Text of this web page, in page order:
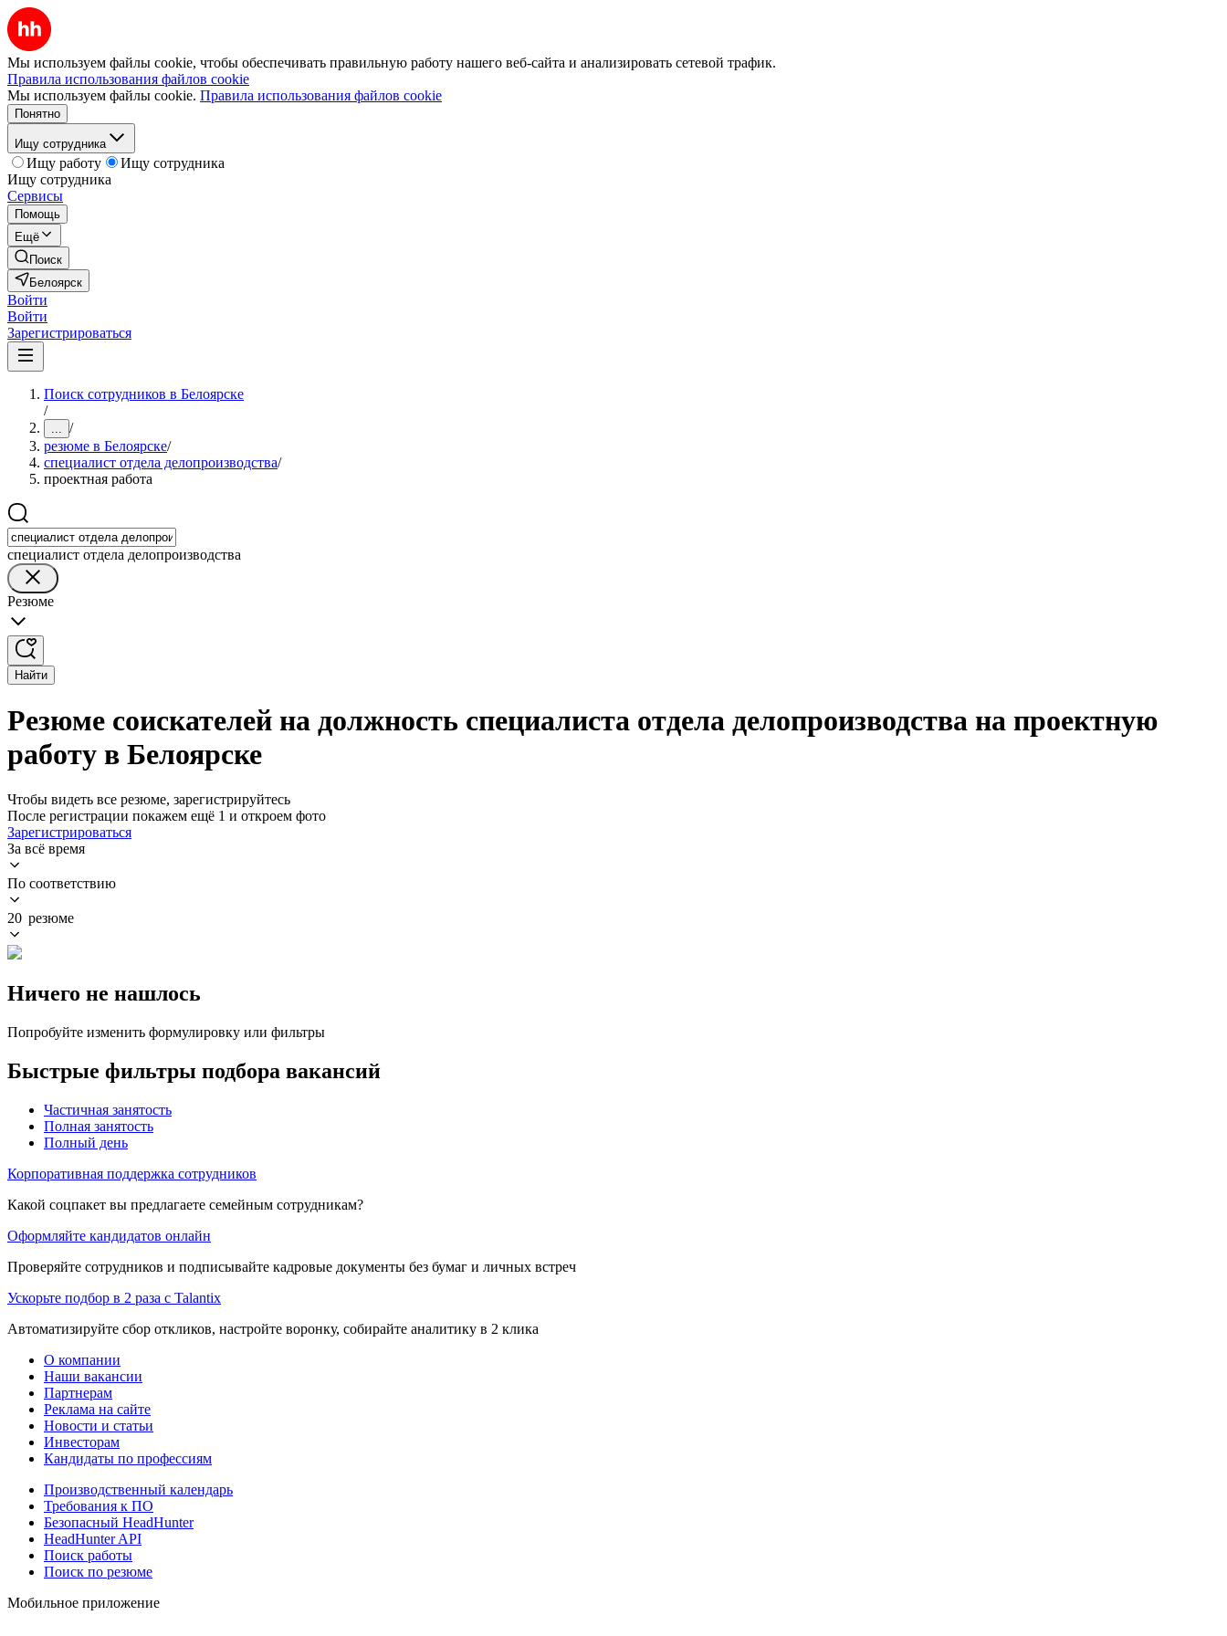
Мы используем файлы cookie, чтобы обеспечивать правильную работу нашего веб-сайта и анализировать сетевой трафик.
Правила использования файлов cookie
Мы используем файлы cookie. Правила использования файлов cookie
Понятно
Ищу сотрудника
Ищу работу
Ищу сотрудника
Ищу сотрудника
Сервисы
Помощь
Ещё
Поиск
Белоярск
Войти
Войти
Зарегистрироваться
Поиск сотрудников в Белоярске
/
... /
резюме в Белоярске/
специалист отдела делопроизводства/
проектная работа
специалист отдела делопроизводства
Резюме
Найти
Резюме соискателей на должность специалиста отдела делопроизводства на проектную
работу в Белоярске
Чтобы видеть все резюме, зарегистрируйтесь
После регистрации покажем ещё 1 и откроем фото
Зарегистрироваться
За всё время
По соответствию
20 резюме
Ничего не нашлось
Попробуйте изменить формулировку или фильтры
Быстрые фильтры подбора вакансий
Частичная занятость
Полная занятость
Полный день
Корпоративная поддержка сотрудников
Какой соцпакет вы предлагаете семейным сотрудникам?
Оформляйте кандидатов онлайн
Проверяйте сотрудников и подписывайте кадровые документы без бумаг и личных встреч
Ускорьте подбор в 2 раза с Talantix
Автоматизируйте сбор откликов, настройте воронку, собирайте аналитику в 2 клика
О компании
Наши вакансии
Партнерам
Реклама на сайте
Новости и статьи
Инвесторам
Кандидаты по профессиям
Производственный календарь
Требования к ПО
Безопасный HeadHunter
HeadHunter API
Поиск работы
Поиск по резюме
Мобильное приложение